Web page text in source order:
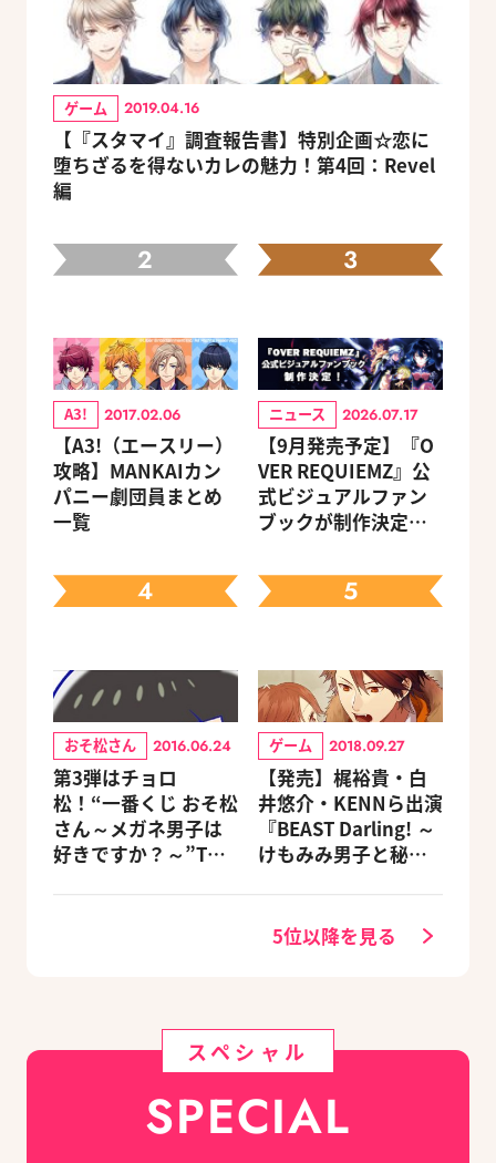
ゲーム 2019.04.16
【『スタマイ』調査報告書】特別企画☆恋に
堕ちざるを得ないカレの魅力！第4回：Revel
編
2
A3! 2017.02.06
【A3!（エースリー）
攻略】MANKAIカン
パニー劇団員まとめ
一覧
3
ニュース 2026.07.17
【9月発売予定】『O
VER REQUIEMZ』公
式ビジュアルファン
ブックが制作決定！
る豪華グッズ付き限
定セットも同時発売
4
おそ松さん 2016.06.24
第3弾はチョロ
松！“一番くじ おそ松
さん～メガネ男子は
好きですか？～”Twit
5
ゲーム 2018.09.27
【発売】梶裕貴・白
井悠介・KENNら出演
『BEAST Darling! ～
けもみみ男子と秘密
5位以降を見る
スペシャル
SPECIAL